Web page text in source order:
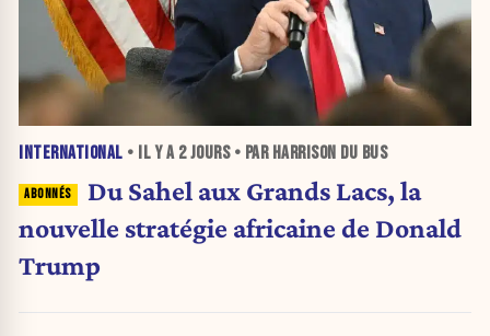
INTERNATIONAL • IL Y A 2 JOURS• PAR HARRISON DU BUS
Du Sahel aux Grands Lacs, la
nouvelle stratégie africaine de Donald
Trump